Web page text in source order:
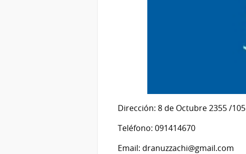
Dirección: 8 de Octubre 2355 /105
Teléfono: 091414670
Email: dranuzzachi@gmail.com